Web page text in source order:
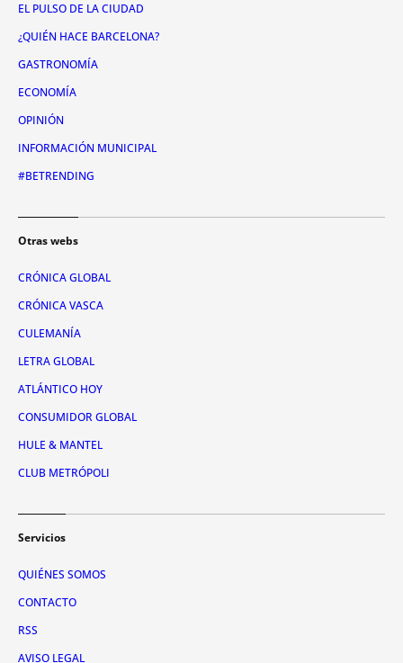
EL PULSO DE LA CIUDAD
¿QUIÉN HACE BARCELONA?
GASTRONOMÍA
ECONOMÍA
OPINIÓN
INFORMACIÓN MUNICIPAL
#BETRENDING
Otras webs
CRÓNICA GLOBAL
CRÓNICA VASCA
CULEMANÍA
LETRA GLOBAL
ATLÁNTICO HOY
CONSUMIDOR GLOBAL
HULE & MANTEL
CLUB METRÓPOLI
Servicios
QUIÉNES SOMOS
CONTACTO
RSS
AVISO LEGAL